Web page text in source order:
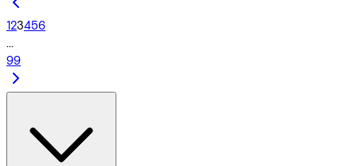
123456
...
99